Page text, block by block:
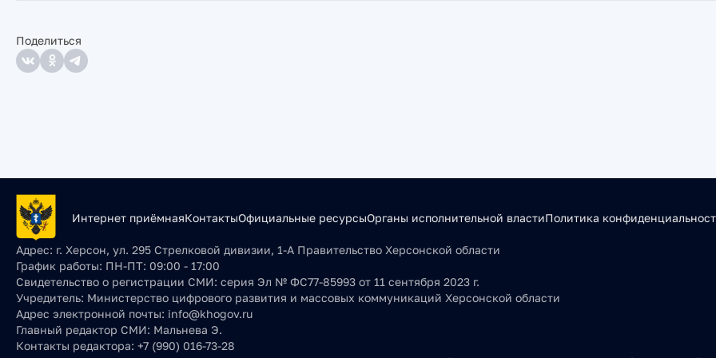
Поделиться
Интернет приёмнаяКонтактыОфициальные ресурсыОрганы исполнительной властиПолитика
Адрес: г. Херсон, ул. 295 Стрелковой дивизии, 1-А Правительство Херсонской области
График работы: ПН-ПТ: 09:00 - 17:00
Свидетельство о регистрации СМИ: серия Эл № ФС77-85993 от 11 сентября 2023 г.
Учредитель: Министерство цифрового развития и массовых коммуникаций Херсонской области
Адрес электронной почты: info@khogov.ru
Главный редактор СМИ: Мальнева Э.
Контакты редактора: +7 (990) 016-73-28